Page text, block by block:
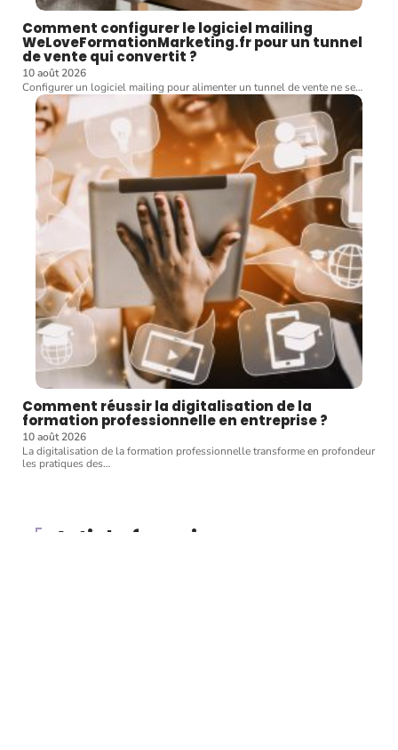
Comment configurer le logiciel mailing
WeLoveFormationMarketing.fr pour un tunnel
de vente qui convertit ?
10 août 2026
Configurer un logiciel mailing pour alimenter un tunnel de vente ne se…
Comment réussir la digitalisation de la
formation professionnelle en entreprise ?
10 août 2026
La digitalisation de la formation professionnelle transforme en profondeur
les pratiques des…
Article favori